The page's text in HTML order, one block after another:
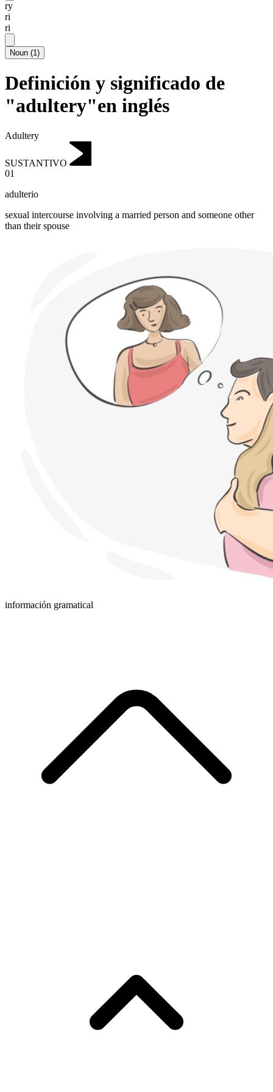
ry
ri
ri
Noun (1)
Definición y significado de
"adultery"en inglés
Adultery
SUSTANTIVO
01
adulterio
sexual intercourse involving a married person and someone other
than their spouse
información gramatical